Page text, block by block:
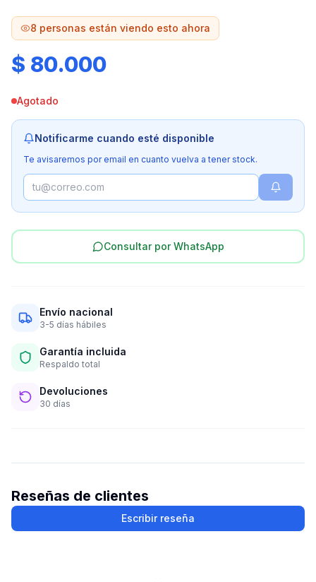
8 personas están viendo esto ahora
$ 80.000
Agotado
Notificarme cuando esté disponible
Te avisaremos por email en cuanto vuelva a tener stock.
Consultar por WhatsApp
Envío nacional
3-5 días hábiles
Garantía incluida
Respaldo total
Devoluciones
30 días
Reseñas de clientes
Escribir reseña